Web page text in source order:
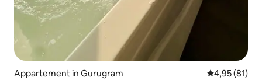
Appartement in Gurugram Gemiddelde
4,95 (81)